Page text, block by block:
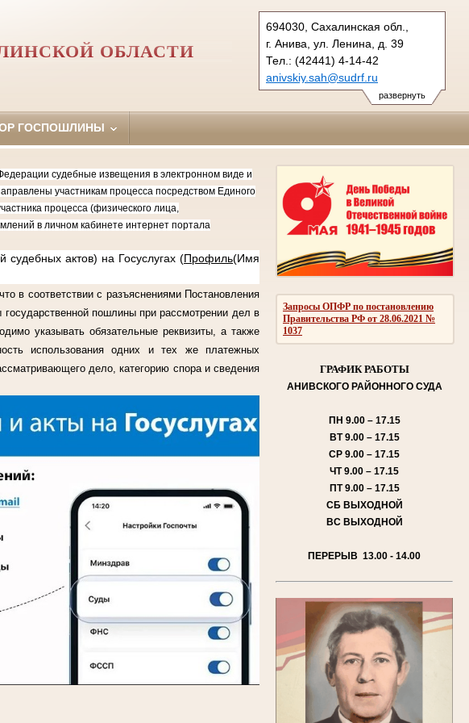
развернуть
694030, Сахалинская обл.,
г. Анива, ул. Ленина, д. 39
Тел.: (42441) 4-14-42
anivskiy.sah@sudrf.ru
ОБЛАСТИ
ГОСПОШЛИНЫ
Запросы ОПФР по постановлению
Правительства РФ от 28.06.2021 №
1037
ГРАФИК РАБОТЫ
АНИВСКОГО РАЙОННОГО СУДА
ПН 9.00 – 17.15
ВТ9.00 – 17.15
СР 9.00 – 17.15
ЧТ9.00 – 17.15
ПТ9.00 – 17.15
СБ ВЫХОДНОЙ
ВС ВЫХОДНОЙ
ПЕРЕРЫВ 13.00 - 14.00
судебные извещения в электронном виде и
участникам процесса посредством Единого
процесса (физического лица,
в личном кабинете интернет портала
актов) на Госуслугах (Профиль(Имя
в соответствии с разъяснениями Постановления
пошлины при рассмотрении дел в
указывать обязательные реквизиты, а также
использования одних и тех же платежных
дело, категорию спора и сведения